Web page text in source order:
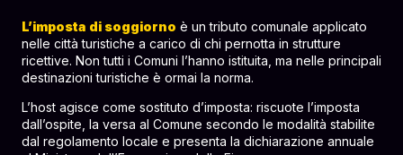
L’imposta di soggiorno è un tributo comunale applicato
nelle città turistiche a carico di chi pernotta in strutture
ricettive. Non tutti i Comuni l’hanno istituita, ma nelle principali
destinazioni turistiche è ormai la norma.
L’host agisce come sostituto d’imposta: riscuote l’imposta
dall’ospite, la versa al Comune secondo le modalità stabilite
dal regolamento locale e presenta la dichiarazione annuale